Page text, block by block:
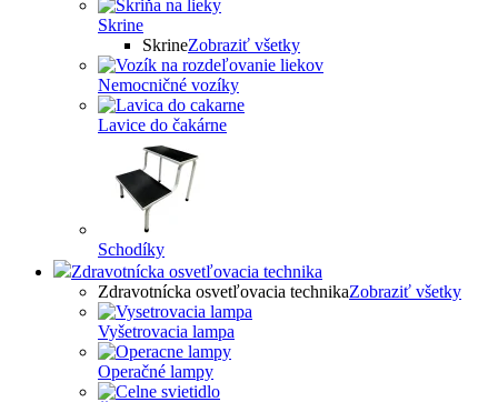
Skrine
SkrineZobraziť všetky
Nemocničné vozíky
Lavice do čakárne
Schodíky
Zdravotnícka osvetľovacia technika
Zdravotnícka osvetľovacia technikaZobraziť všetky
Vyšetrovacia lampa
Operačné lampy